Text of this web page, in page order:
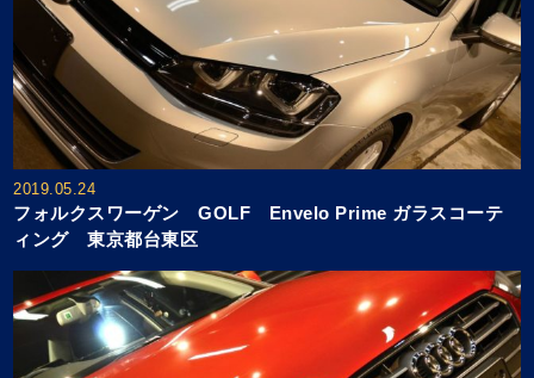
2019.05.24
フォルクスワーゲン GOLF Envelo Prime ガラスコーテ
ィング 東京都台東区